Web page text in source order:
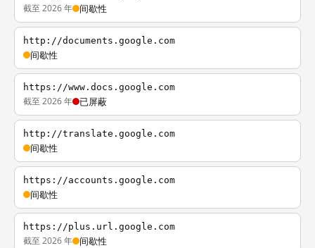
截至 2026 年 间歇性
http://documents.google.com
间歇性
https://www.docs.google.com
截至 2026 年 已屏蔽
http://translate.google.com
间歇性
https://accounts.google.com
间歇性
https://plus.url.google.com
截至 2026 年 间歇性